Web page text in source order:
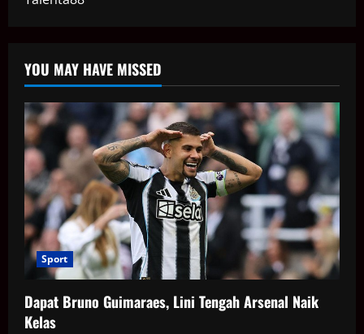
YOU MAY HAVE MISSED
Sport
Dapat Bruno Guimaraes, Lini Tengah Arsenal Naik
Kelas